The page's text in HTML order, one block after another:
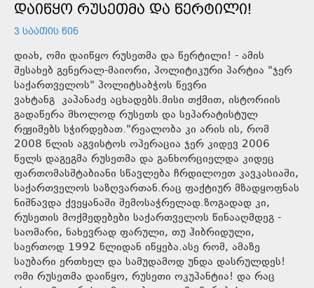
ᲓᲐᲘᲬᲧᲝ ᲠᲣᲡᲔᲗᲛᲐ ᲓᲐ ᲬᲔᲠᲢᲘᲚᲘ!
3 ᲡᲐᲐᲗᲘᲡ ᲬᲘᲜ
დიახ, ომი დაიწყო რუსეთმა და წერტილი! - ამის
შესახებ გენერალ-მაიორი, პოლიტიკური პარტია "ჯერ
საქართველოს" პოლიტსაბჭოს წევრი
ვახტანგ კაპანაძე აცხადებს.მისი თქმით, ისტორიის
გადაწერა მხოლოდ რუსეთს და სეპარატისტულ
რეჟიმებს სჭირდებათ."რეალობა კი არის ის, რომ
2008 წლის აგვისტოს ოპერაცია ჯერ კიდევ 2006
წელს დაგეგმა რუსეთმა და განხორციელდა კიდეც
ფართომასშტაბიანი სწავლება ჩრდილოეთ კავკასიაში,
საქართველოს საზღვართან.რაც ფაქტიურ მზადყოფნას
ნიშნავდა ქვეყანაში შემოსაჭრელად.ზოგადად კი,
რუსეთის მოქმედებები საქართველოს წინააღმდეგ -
საომარი, ნახევრად ფარული, თუ ჰიბრიდული,
საერთოდ 1992 წლიდან იწყება.ასე რომ, ამაზე
საუბარი ერთხელ და სამუდამოდ უნდა დასრულდეს!
ომი რუსეთმა დაიწყო, რუსეთი ოკუპანტია! და რაც